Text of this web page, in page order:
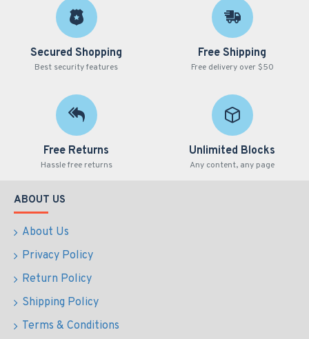
Secured Shopping
Best security features
Free Shipping
Free delivery over $50
Free Returns
Hassle free returns
Unlimited Blocks
Any content, any page
ABOUT US
About Us
Privacy Policy
Return Policy
Shipping Policy
Terms & Conditions